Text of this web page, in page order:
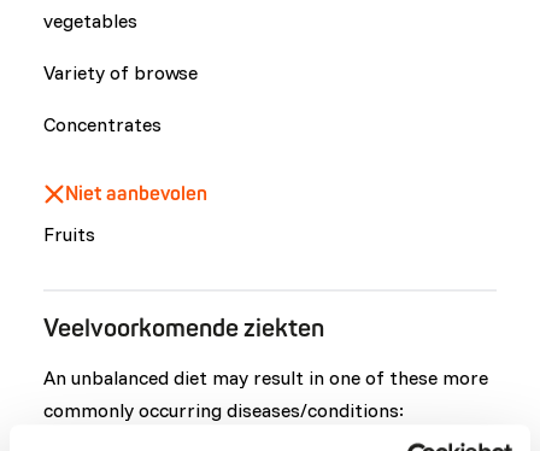
vegetables
Variety of browse
Concentrates
Niet aanbevolen
Fruits
Veelvoorkomende ziekten
An unbalanced diet may result in one of these more
commonly occurring diseases/conditions: